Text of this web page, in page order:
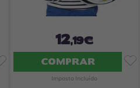
12,19€
COMPRAR
Imposto Incluído